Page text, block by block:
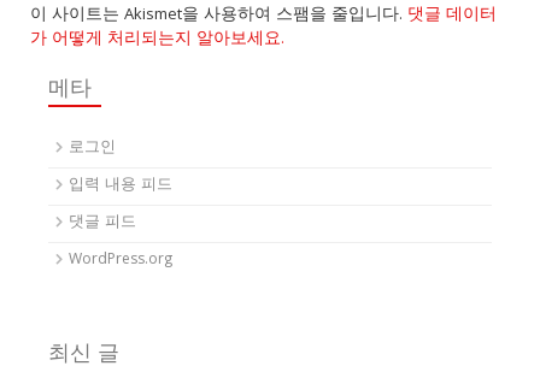
이 사이트는 Akismet을 사용하여 스팸을 줄입니다. 댓글 데이터
가 어떻게 처리되는지 알아보세요.
메타
로그인
입력 내용 피드
댓글 피드
WordPress.org
최신 글